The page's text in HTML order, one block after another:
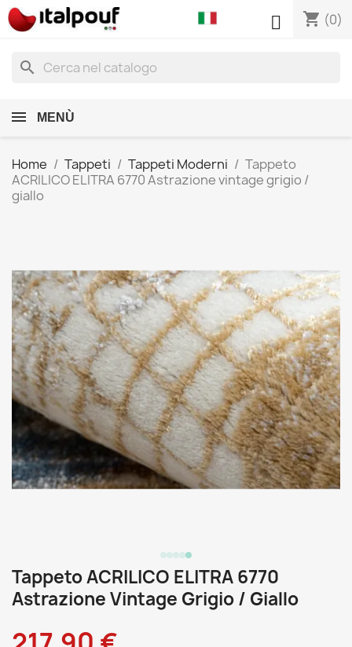
shopping_cart (0)

search
MENÙ
Home Tappeti Tappeti Moderni
Tappeto
ACRILICO ELITRA 6770 Astrazione vintage grigio /
giallo
Tappeto ACRILICO ELITRA 6770
Astrazione Vintage Grigio / Giallo